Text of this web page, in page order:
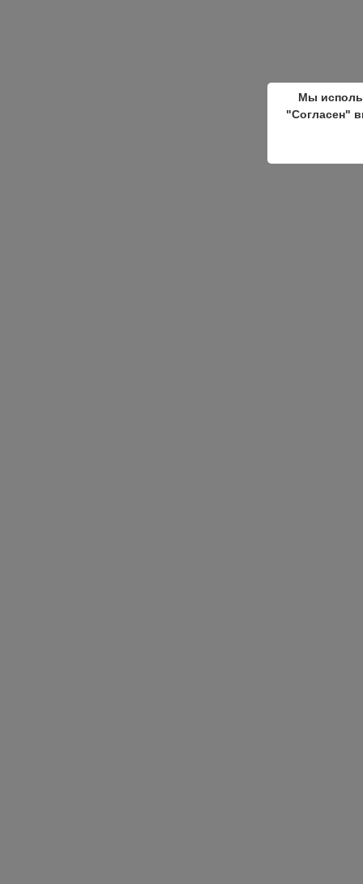
Мы
"Согласен"